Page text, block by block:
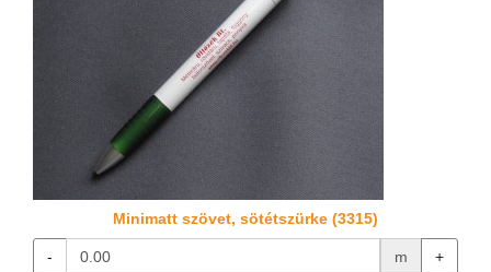
Minimatt szövet, sötétszürke (3315)
- m +